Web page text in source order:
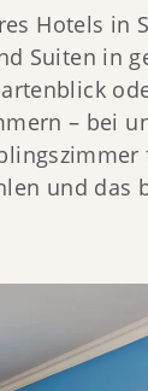
Hotels in
Suiten in
– bei
und das